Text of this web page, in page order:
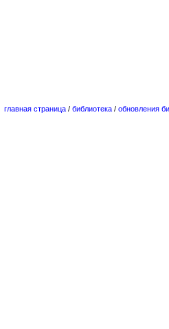
главная страница / библиотека / обновления